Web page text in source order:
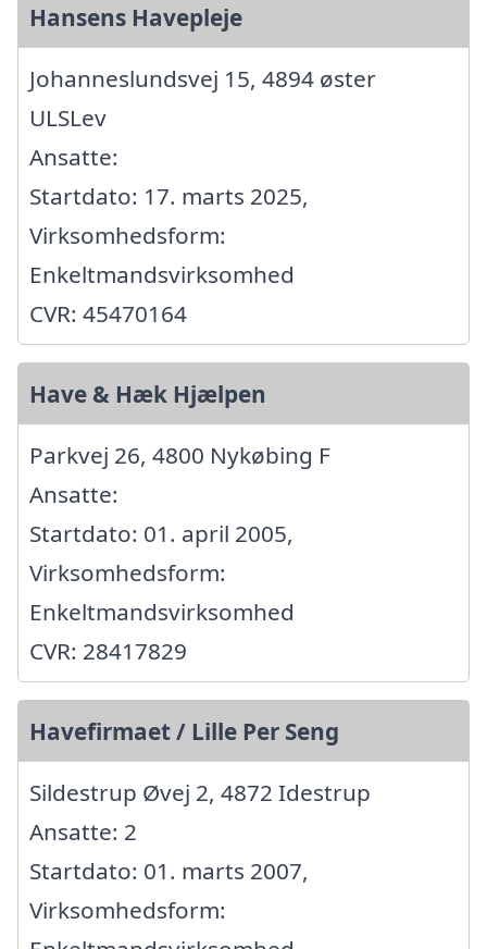
Hansens Havepleje
Johanneslundsvej 15, 4894 øster
ULSLev
Ansatte:
Startdato: 17. marts 2025,
Virksomhedsform:
Enkeltmandsvirksomhed
CVR: 45470164
Have & Hæk Hjælpen
Parkvej 26, 4800 Nykøbing F
Ansatte:
Startdato: 01. april 2005,
Virksomhedsform:
Enkeltmandsvirksomhed
CVR: 28417829
Havefirmaet / Lille Per Seng
Sildestrup Øvej 2, 4872 Idestrup
Ansatte: 2
Startdato: 01. marts 2007,
Virksomhedsform: